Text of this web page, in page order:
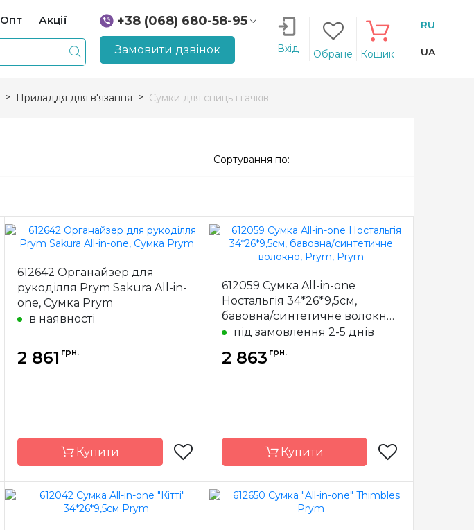
Опт Акції
+38 (068) 680-58-95
+38 (066) 207-14-90
Замовити дзвінок Вхід Обране Кошик
RU
UA
Приладдя для в'язання Сумки для спиць і гачків
Сортування по:
612642 Органайзер для
рукоділля Prym Sakura All-in-
one, Сумка Prym
в наявності
2 861 грн.
Купити
612059 Сумка All-in-one
Ностальгія 34*26*9,5см,
бавовна/синтетичне волокно,
Prym, Prym
під замовлення 2-5 днів
2 863 грн.
Купити